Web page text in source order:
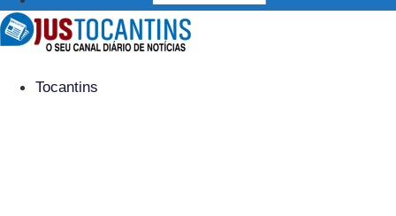
Tocantins